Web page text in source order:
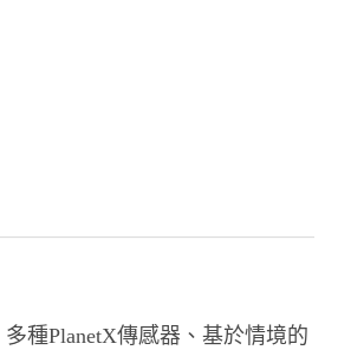
種PlanetX傳感器、基於情境的